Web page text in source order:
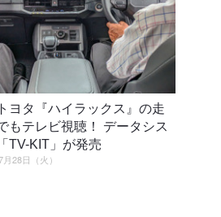
ヨタ『ハイラックス』の走
もテレビ視聴！ データシス
TV-KIT」が発売
28日（火）